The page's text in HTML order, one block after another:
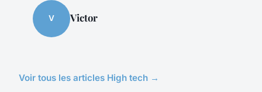
V Victor
Voir tous les articles High tech →